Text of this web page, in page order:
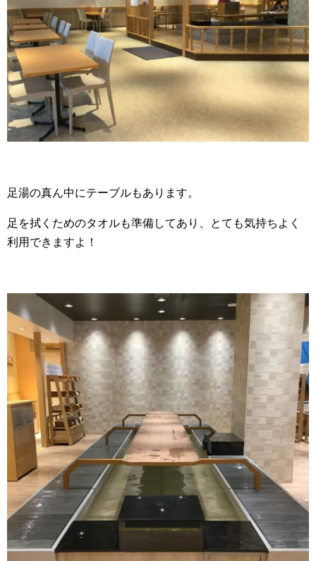
足湯の真ん中にテーブルもあります。
足を拭くためのタオルも準備してあり、とても気持ちよく
利用できますよ！